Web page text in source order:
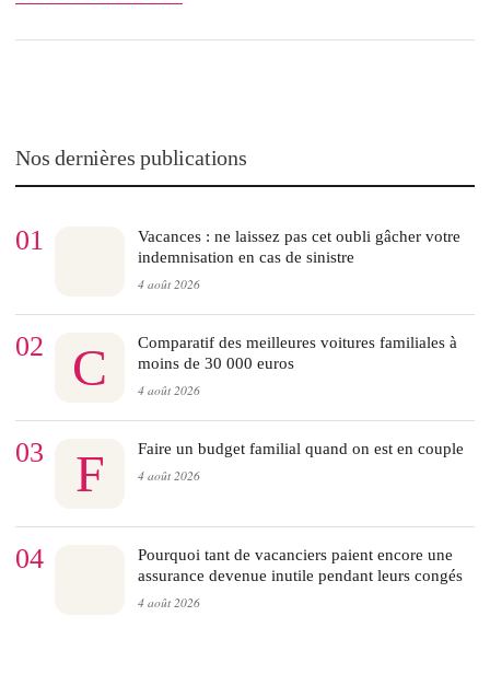
Nos dernières publications
01
Vacances : ne laissez pas cet oubli gâcher votre
indemnisation en cas de sinistre
4 août 2026
02 C
Comparatif des meilleures voitures familiales à
moins de 30 000 euros
4 août 2026
03 F Faire un budget familial quand on est en couple
4 août 2026
04
Pourquoi tant de vacanciers paient encore une
assurance devenue inutile pendant leurs congés
4 août 2026